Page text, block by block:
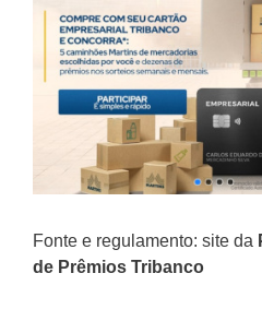
Fonte e regulamento: site da
de Prêmios Tribanco